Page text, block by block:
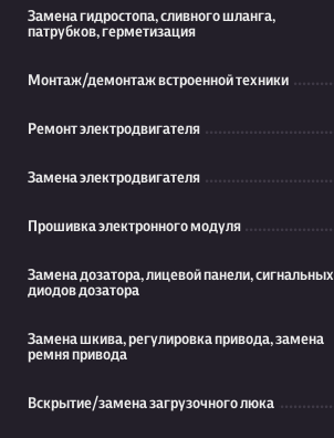
Замена гидростопа, сливного шланга,
патрубков, герметизация
Монтаж/демонтаж встроенной техники
Ремонт электродвигателя
Замена электродвигателя
Прошивка электронного модуля
Замена дозатора, лицевой панели, сигнальных
диодов дозатора
Замена шкива, регулировка привода, замена
ремня привода
Вскрытие/замена загрузочного люка